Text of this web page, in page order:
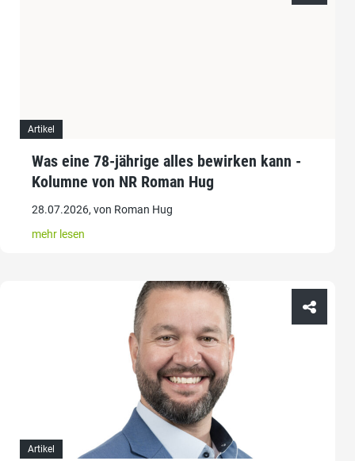
Artikel
Was eine 78-jährige alles bewirken kann -
Kolumne von NR Roman Hug
28.07.2026, von Roman Hug
mehr lesen
Artikel